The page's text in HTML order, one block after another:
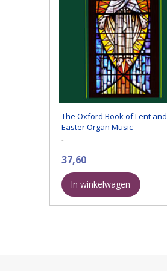
The Oxford Book of Lent and
Easter Organ Music
-
37,60
In winkelwagen